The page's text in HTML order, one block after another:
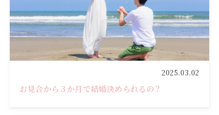
2025.03.02
お見合から３か月で結婚決められるの？